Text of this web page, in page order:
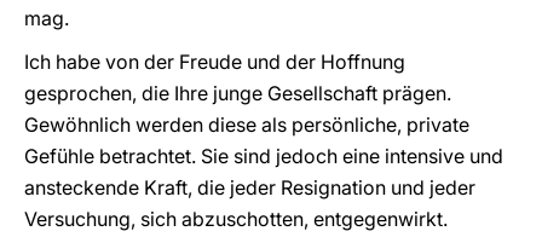
mag.
Ich habe von der Freude und der Hoffnung
gesprochen, die Ihre junge Gesellschaft prägen.
Gewöhnlich werden diese als persönliche, private
Gefühle betrachtet. Sie sind jedoch eine intensive und
ansteckende Kraft, die jeder Resignation und jeder
Versuchung, sich abzuschotten, entgegenwirkt.